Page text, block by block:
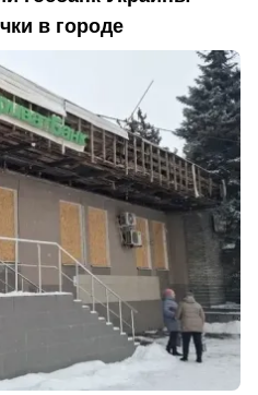
в городе